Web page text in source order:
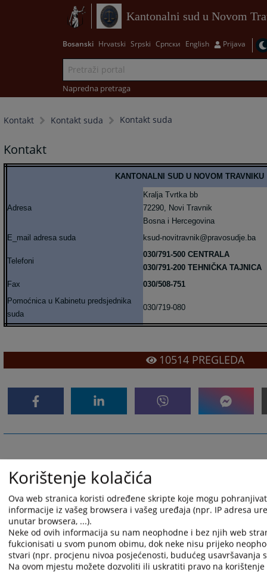
Kantonalni sud u Novom
Bosanski Hrvatski Srpski Српски English Prijava
Napredna pretraga
Kontakt Kontakt suda Kontakt suda
Kontakt
KANTONALNI SUD U NOVOM TRAVNIKU
Adresa
Kralja Tvrtka bb
72290, Novi Travnik
Bosna i Hercegovina
E_mail adresa suda
ksud-novitravnik@pravosudje.ba
Telefoni
030/791-500 CENTRALA
030/791-200 TEHNIČKA TAJNICA
Fax
030/508-751
Pomoćnica u Kabinetu predsjednika
suda
030/719-080
10514PREGLEDA
1 - 1 / 1
Korištenje kolačića
Ova web stranica koristi određene skripte koje mogu
informacije iz vašeg browsera i vašeg uređaja (npr. IP adresa
unutar browsera, ...).
Neke od ovih informacija su nam neophodne i bez njih web
fukcionisati u svom punom obimu, dok neke nisu prijeko
stvari (npr. procjenu nivoa posjećenosti, budućeg usavršavanja
Na ovom mjestu možete dozvoliti ili uskratiti pravo na